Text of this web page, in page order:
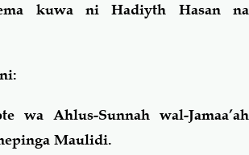
kuwa ni Hadiyth Hasan na
wa Ahlus-Sunnah wal-Jamaa’ah
Maulidi.